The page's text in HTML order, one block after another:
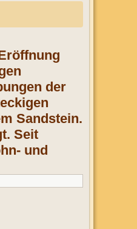
der
Sandstein.
Seit
und